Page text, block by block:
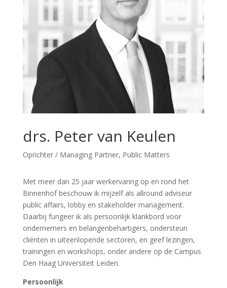
drs. Peter van Keulen
Oprichter / Managing Partner, Public Matters
Met meer dan 25 jaar werkervaring op en rond het
Binnenhof beschouw ik mijzelf als allround adviseur
public affairs, lobby en stakeholder management.
Daarbij fungeer ik als persoonlijk klankbord voor
ondernemers en belangenbehartigers, ondersteun
cliënten in uiteenlopende sectoren, en geef lezingen,
trainingen en workshops, onder andere op de Campus
Den Haag Universiteit Leiden.
Persoonlijk